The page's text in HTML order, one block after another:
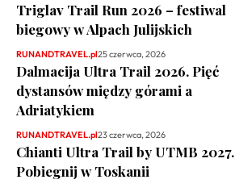
Triglav Trail Run 2026 – festiwal
biegowy w Alpach Julijskich
RUNANDTRAVEL.pl25 czerwca, 2026
Dalmacija Ultra Trail 2026. Pięć
dystansów między górami a
Adriatykiem
RUNANDTRAVEL.pl23 czerwca, 2026
Chianti Ultra Trail by UTMB 2027.
Pobiegnij w Toskanii